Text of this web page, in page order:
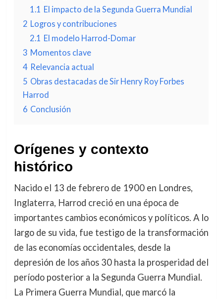
1.1 El impacto de la Segunda Guerra Mundial
2 Logros y contribuciones
2.1 El modelo Harrod-Domar
3 Momentos clave
4 Relevancia actual
5 Obras destacadas de Sir Henry Roy Forbes
Harrod
6 Conclusión
Orígenes y contexto
histórico
Nacido el 13 de febrero de 1900 en Londres,
Inglaterra, Harrod creció en una época de
importantes cambios económicos y políticos. A lo
largo de su vida, fue testigo de la transformación
de las economías occidentales, desde la
depresión de los años 30 hasta la prosperidad del
período posterior a la Segunda Guerra Mundial.
La Primera Guerra Mundial, que marcó la